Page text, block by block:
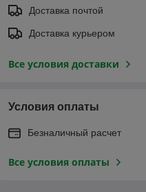
Доставка почтой
Доставка курьером
Все условия доставки
Условия оплаты
Безналичный расчет
Все условия оплаты